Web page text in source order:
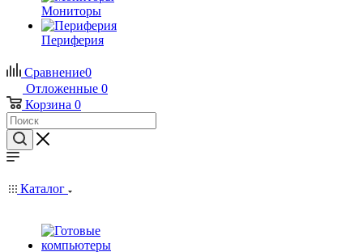
Мониторы
Периферия
Сравнение0
Отложенные 0
Корзина 0
Каталог